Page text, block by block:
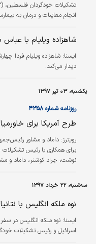
انجام معاینات و درمان به
شاهزاده ویلیام با
ايسنا: شاهزاده ویلیام فردا
دیدار می‌کند.
یکشنبه، ۰۳ تیر ۱۳۹۷
روزنامه شماره ۴۳۵۸
طرح آمریکا برای
رویترز: داماد و مشاور
برای همکاری با رئیس
نوشت، جراد کوشنر، داماد و
روزنامه گفت: در صورت تمایل
سه‌شنبه، ۲۲ خرداد ۱۳۹۷
نوه ملکه انگلیس با
ايسنا: نوه ملکه انگلیس در
اسرائیل و رئیس تشکیلات